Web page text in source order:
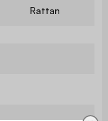
Rattan